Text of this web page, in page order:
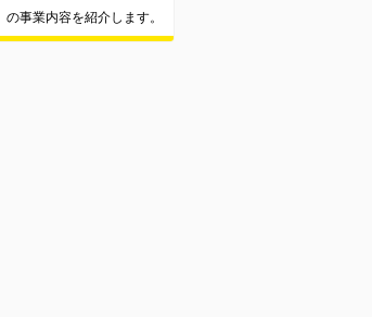
事業内容を紹介します。